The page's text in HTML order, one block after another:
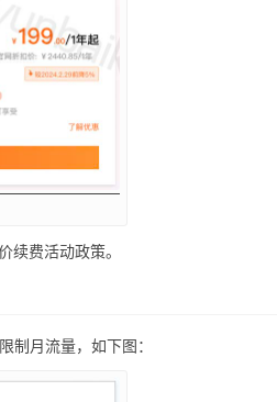
费活动政策。
月流量，如下图：